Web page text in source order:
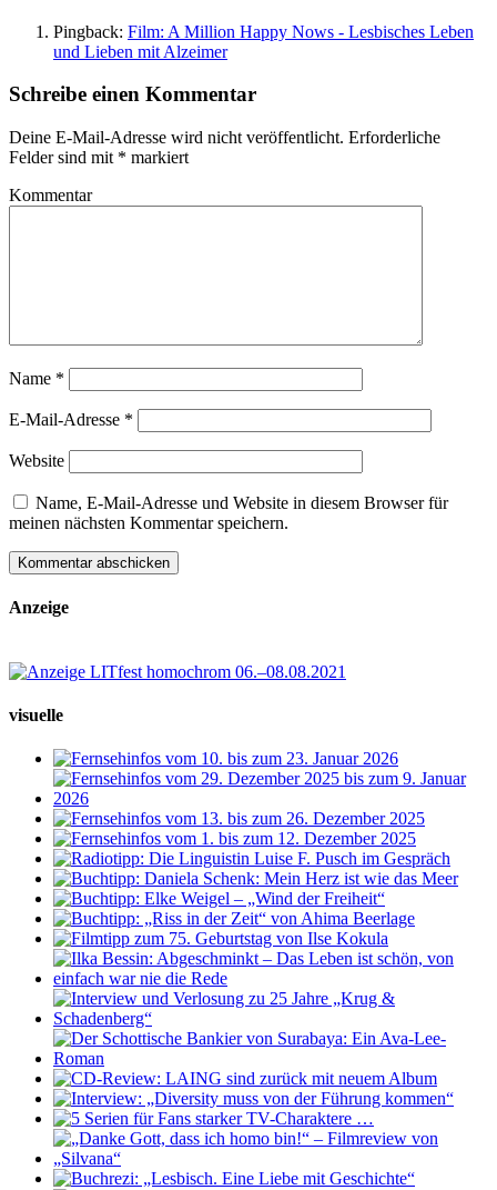
Pingback: Film: A Million Happy Nows - Lesbisches Leben
und Lieben mit Alzeimer
Schreibe einen Kommentar
Deine E-Mail-Adresse wird nicht veröffentlicht. Erforderliche
Felder sind mit * markiert
Kommentar
Name *
E-Mail-Adresse *
Website
Name, E-Mail-Adresse und Website in diesem Browser für
meinen nächsten Kommentar speichern.
Anzeige
visuelle